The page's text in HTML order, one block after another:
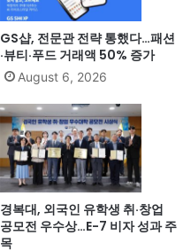
GS샵, 전문관 전략 통했다…패션
·뷰티·푸드 거래액 50% 증가
August 6, 2026
경복대, 외국인 유학생 취·창업
공모전 우수상…E-7 비자 성과 주
목